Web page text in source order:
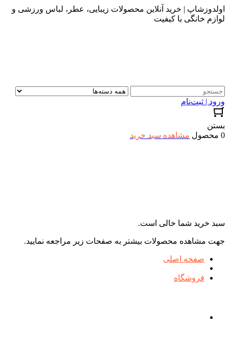
اولدوزشاپ | خرید آنلاین محصولات زیبایی، عطر، لباس ورزشی و
لوازم خانگی با کیفیت
ورود | ثبت‌نام
بستن
0 محصول
مشاهده سبد خرید
سبد خرید شما خالی است.
جهت مشاهده محصولات بیشتر به صفحات زیر مراجعه نمایید.
صفحه اصلی
فروشگاه